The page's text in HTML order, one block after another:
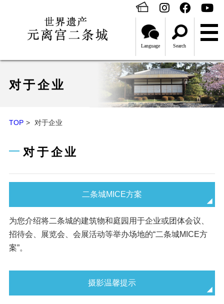
Language Search
对于企业
TOP 对于企业
对于企业
二条城MICE方案
为您介绍将二条城的建筑物和庭园用于企业或团体会议、
招待会、展览会、会展活动等举办场地的“二条城MICE方
案”。
摄影温馨提示